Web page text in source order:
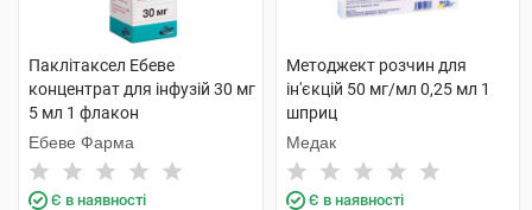
Паклітаксел Ебеве
концентрат для інфузій 30 мг
5 мл 1 флакон
Ебеве Фарма
Є в наявності
Методжект розчин для
ін'єкцій 50 мг/мл 0,25 мл 1
шприц
Медак
Є в наявності